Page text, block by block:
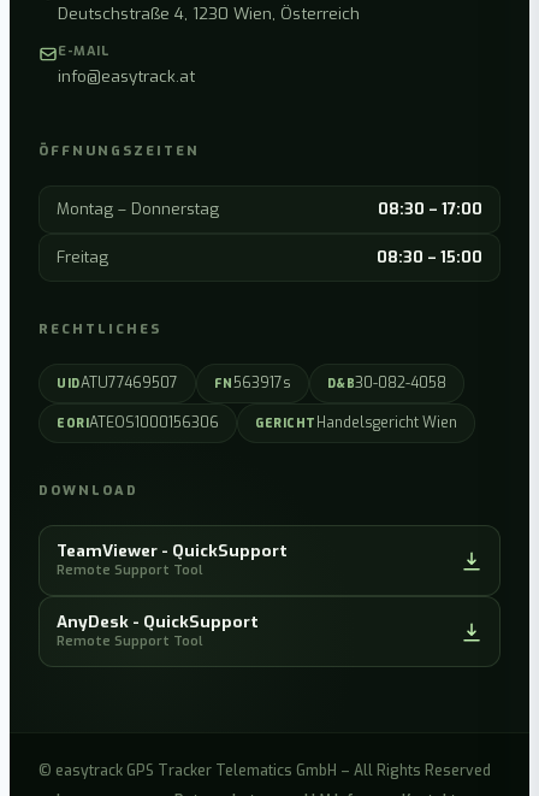
Deutschstraße 4, 1230 Wien, Österreich
E-MAIL
info@easytrack.at
ÖFFNUNGSZEITEN
Montag – Donnerstag 08:30 – 17:00
Freitag 08:30 – 15:00
RECHTLICHES
UIDATU77469507 FN563917s D&B30-082-4058
EORIATEOS1000156306 GERICHT Handelsgericht Wien
DOWNLOAD
TeamViewer - QuickSupport
Remote Support Tool
AnyDesk - QuickSupport
Remote Support Tool
© easytrack GPS Tracker Telematics GmbH – All Rights Reserved